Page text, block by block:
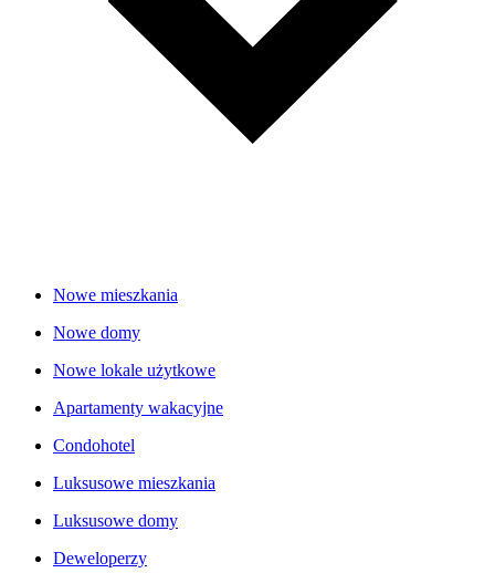
Nowe mieszkania
Nowe domy
Nowe lokale użytkowe
Apartamenty wakacyjne
Condohotel
Luksusowe mieszkania
Luksusowe domy
Deweloperzy